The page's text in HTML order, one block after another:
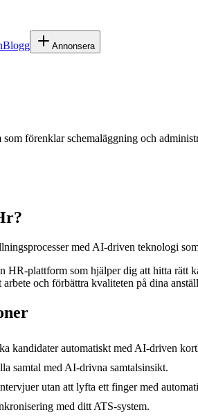
Blogg Annonsera
förenklar schemaläggning och
?
med AI-driven teknologi
HR-plattform som hjälper dig att hitta rätt
och förbättra kvaliteten på dina
kandidater automatiskt med AI-driven
samtal med AI-drivna samtalsinsikt.
utan att lyfta ett finger med
med ditt ATS-system.